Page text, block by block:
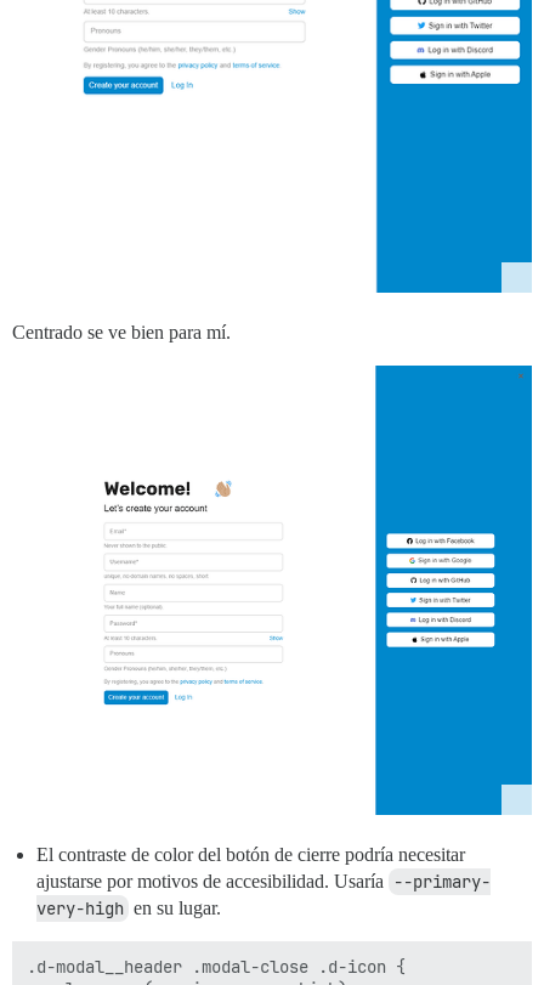
Centrado se ve bien para mí.
El contraste de color del botón de cierre podría necesitar
ajustarse por motivos de accesibilidad. Usaría --primary-
very-high en su lugar.
.d-modal__header .modal-close .d-icon {